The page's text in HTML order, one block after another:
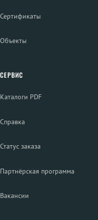
Сертификаты
Объекты
СЕРВИС
Каталоги PDF
Справка
Статус заказа
Партнёрская программа
Вакансии